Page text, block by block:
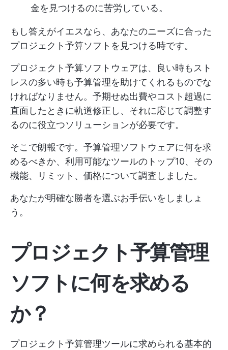
金を見つけるのに苦労している。
もし答えがイエスなら、あなたのニーズに合った
プロジェクト予算ソフトを見つける時です。
プロジェクト予算ソフトウェアは、良い時もスト
レスの多い時も予算管理を助けてくれるものでな
ければなりません。予期せぬ出費やコスト超過に
直面したときに軌道修正し、それに応じて調整す
るのに役立つソリューションが必要です。
そこで朗報です。予算管理ソフトウェアに何を求
めるべきか、利用可能なツールのトップ10、その
機能、リミット、価格について調査しました。
あなたが明確な勝者を選ぶお手伝いをしましょ
う。
プロジェクト予算管理
ソフトに何を求める
か？
プロジェクト予算管理ツールに求められる基本的